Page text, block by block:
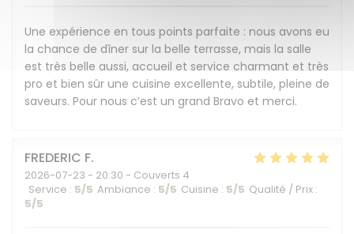
Une expérience en tous points parfaite : nous avons eu
la chance de dîner sur la belle terrasse, mais la salle
est très belle aussi, accueil et service charmant et très
pro et bien sûr une cuisine excellente, subtile, pleine de
saveurs. Pour nous c’est un grand Bravo et merci.
FREDERIC F
2026-07-23 - 20:30 - Couverts 4
Service : 5/5 Ambiance : 5/5 Cuisine : 5/5 Qualité / Prix :
5/5